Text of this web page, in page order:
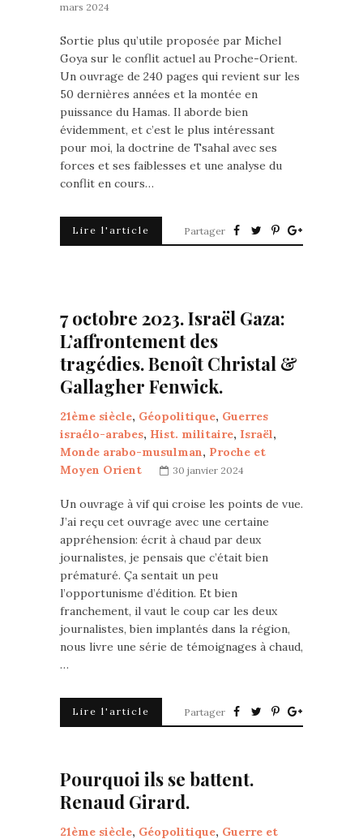
mars 2024
Sortie plus qu’utile proposée par Michel
Goya sur le conflit actuel au Proche-Orient.
Un ouvrage de 240 pages qui revient sur les
50 dernières années et la montée en
puissance du Hamas. Il aborde bien
évidemment, et c’est le plus intéressant
pour moi, la doctrine de Tsahal avec ses
forces et ses faiblesses et une analyse du
conflit en cours…
Lire l'article Partager
7 octobre 2023. Israël Gaza:
L’affrontement des
tragédies. Benoît Christal &
Gallagher Fenwick.
21ème siècle, Géopolitique, Guerres
israélo-arabes, Hist. militaire, Israël,
Monde arabo-musulman, Proche et
Moyen Orient
30 janvier 2024
Un ouvrage à vif qui croise les points de vue.
J’ai reçu cet ouvrage avec une certaine
appréhension: écrit à chaud par deux
journalistes, je pensais que c’était bien
prématuré. Ça sentait un peu
l’opportunisme d’édition. Et bien
franchement, il vaut le coup car les deux
journalistes, bien implantés dans la région,
nous livre une série de témoignages à chaud,
…
Lire l'article Partager
Pourquoi ils se battent.
Renaud Girard.
21ème siècle, Géopolitique, Guerre et